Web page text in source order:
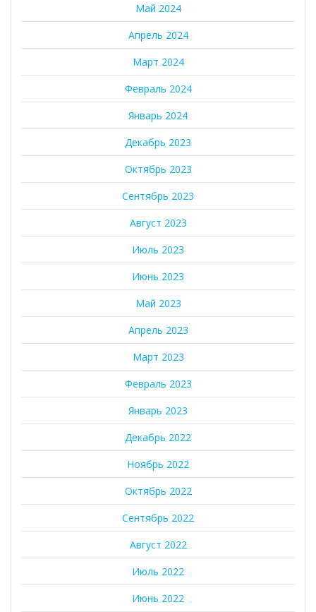
Май 2024
Апрель 2024
Март 2024
Февраль 2024
Январь 2024
Декабрь 2023
Октябрь 2023
Сентябрь 2023
Август 2023
Июль 2023
Июнь 2023
Май 2023
Апрель 2023
Март 2023
Февраль 2023
Январь 2023
Декабрь 2022
Ноябрь 2022
Октябрь 2022
Сентябрь 2022
Август 2022
Июль 2022
Июнь 2022